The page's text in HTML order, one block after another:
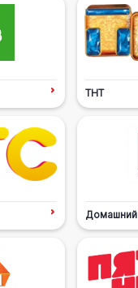
ТНТ
Домашний